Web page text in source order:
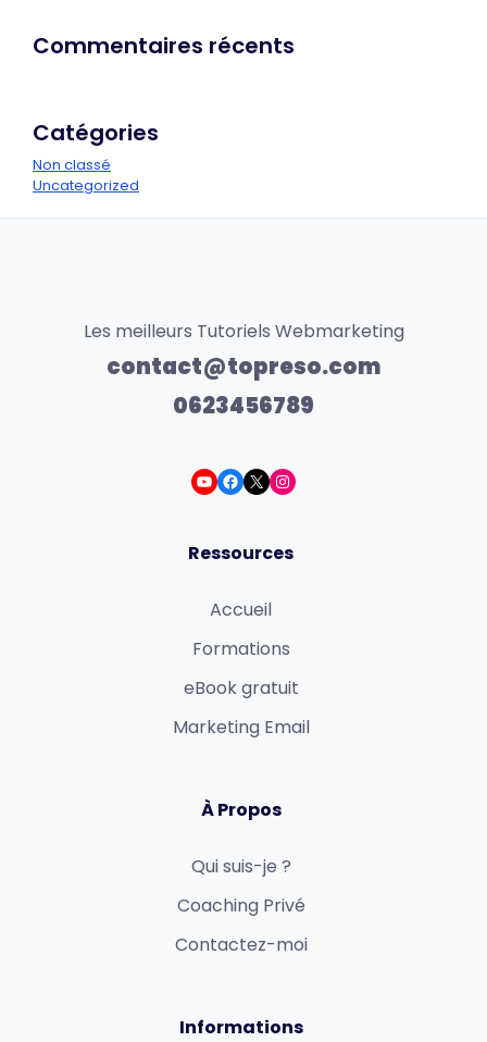
Commentaires récents
Catégories
Non classé
Uncategorized
Les meilleurs Tutoriels Webmarketing
contact@topreso.com
0623456789
Ressources
Accueil
Formations
eBook gratuit
Marketing Email
À Propos
Qui suis-je ?
Coaching Privé
Contactez-moi
Informations